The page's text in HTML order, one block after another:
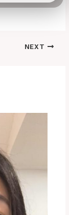
NEXT